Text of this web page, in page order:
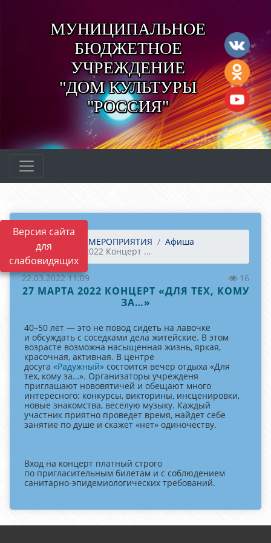
Версия сайта
для
слабовидящих
МУНИЦИПАЛЬНОЕ
БЮДЖЕТНОЕ
УЧРЕЖДЕНИЕ
"ДОМ КУЛЬТУРЫ
"РОССИЯ"
Главная МЕРОПРИЯТИЯ
Афиша
27 марта 2022 Концерт ...
22.03.2022 11:09 16
27 МАРТА 2022 КОНЦЕРТ «ДЛЯ ТЕХ, КОМУ
ЗА…»
40–50 лет — это не повод сидеть на лавочке
и обсуждать с соседками дела житейские. В этом
возрасте возможна насыщенная жизнь, яркая,
красочная, активная. В центре
досуга «Радужный» состоится вечер отдыха «Для
тех, кому за…». Организаторы учрежденя
приглашают нововятичей и обещают много
интересного: конкурсы, викторины, инсценировки,
новые знакомства, веселую музыку. Каждый
участник приятно проведет время, найдет себе
занятие по душе и скажет «нет» одиночеству.
Вход на концерт платный строго
по пригласительным билетам и с соблюдением
санитарно-эпидемиологических требований.